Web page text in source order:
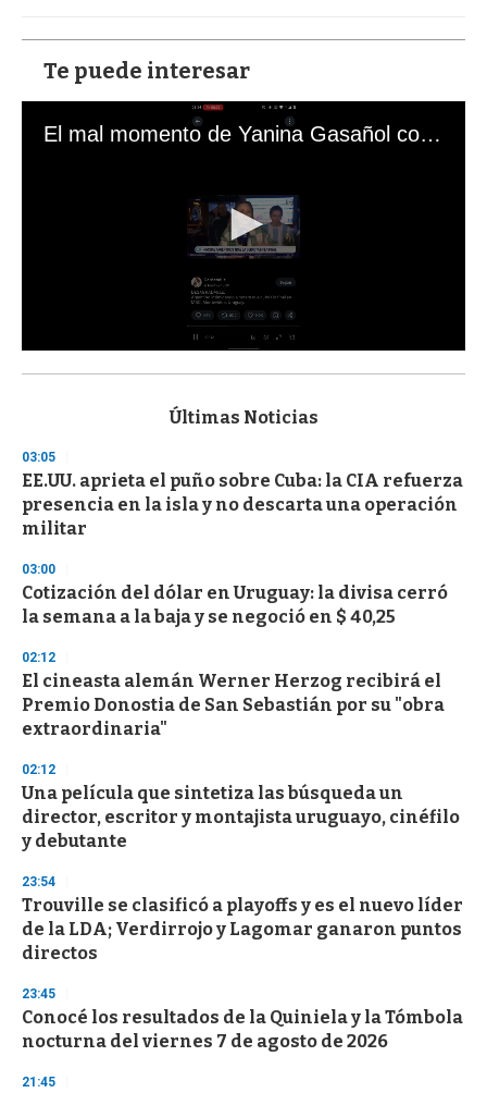
Te puede interesar
El mal momento de Yanina Gasañol con un hincha argentino en "Subrayado"
s
d
s
o
f
3
s
e
c
o
d
s
Últimas Noticias
03:05
EE.UU. aprieta el puño sobre Cuba: la CIA refuerza
presencia en la isla y no descarta una operación
militar
03:00
Cotización del dólar en Uruguay: la divisa cerró
la semana a la baja y se negoció en $ 40,25
02:12
El cineasta alemán Werner Herzog recibirá el
Premio Donostia de San Sebastián por su "obra
extraordinaria"
02:12
Una película que sintetiza las búsqueda un
director, escritor y montajista uruguayo, cinéfilo
y debutante
23:54
Trouville se clasificó a playoffs y es el nuevo líder
de la LDA; Verdirrojo y Lagomar ganaron puntos
directos
23:45
Conocé los resultados de la Quiniela y la Tómbola
nocturna del viernes 7 de agosto de 2026
21:45